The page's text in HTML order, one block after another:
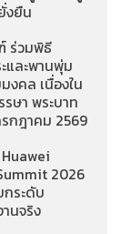
งยืน
ร่วมพิธี
และพานพุ่ม
งคล เนื่องใน
ษา พระบาท
กฎาคม 2569
2026
ระดับ
นจริง